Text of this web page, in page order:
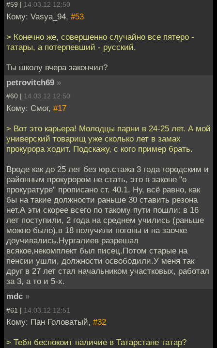
#59 | 14.03.12 12:50
Кому: Vasya_94, #53
> Конечно же, совершенно случайно все пятеро -
татары, а потерпевший - русский.
Ты школу вчера закончил?
petrovitch69 »
#60 | 14.03.12 12:50
Кому: Смог, #17
> Вот это карьера! Молодцы парни в 24-25 лет. А мой
универский товарищ уже сколько лет в замах
прокурора ходит. Подскажу, с кого пример брать.
Вроде как до 25 лет без юр.стажа 3 года городским и
районным прокурором не стать, это в законе "о
прокуратуре" прописано ст. 40.1. Ну, всё равно, как
бы на такие должности раньше 30 ставить резона
нет.А эти скорее всего по такому пути пошли: в 16
лет поступили, 2 года на среднем учились (раньше
можно было),в 18 получили погоны и на заочке
доучивались.Нургалиев разрешал
всякое,некомплект был писец.Потом старые на
пенсии ушли, должности освободили.У меня так
друг в 27 лет стал начальником участковых, работал
за 3, а то и 5-х.
mdc »
#61 | 14.03.12 12:51
Кому: Пан Головатый, #32
> Тебя беспокоит наличие в Татарстане татар?